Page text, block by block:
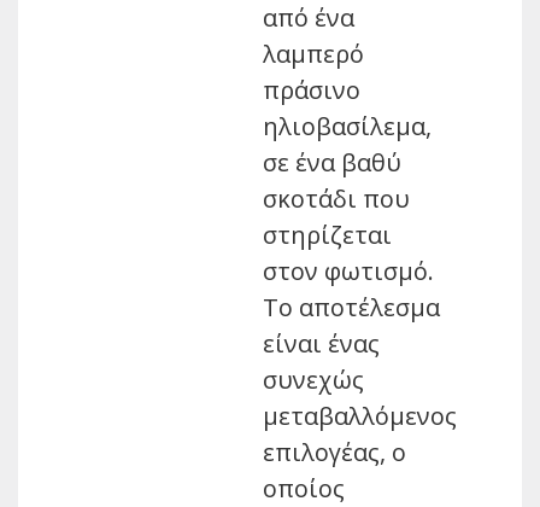
από ένα
λαμπερό
πράσινο
ηλιοβασίλεμα,
σε ένα βαθύ
σκοτάδι που
στηρίζεται
στον φωτισμό.
Το αποτέλεσμα
είναι ένας
συνεχώς
μεταβαλλόμενος
επιλογέας, ο
οποίος